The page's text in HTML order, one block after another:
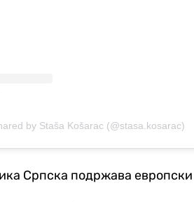
by Staša Košarac (@stasa.kosarac)
Српска подржава европски